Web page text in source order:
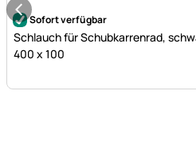
Noch keine Bewertungen
Sofort verfügbar
Schlauch für Schubkarrenrad,
400 x 100